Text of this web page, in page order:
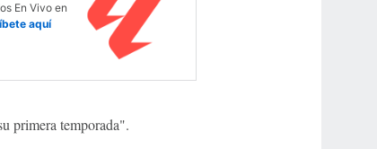
En Vivo en
aquí
primera temporada".